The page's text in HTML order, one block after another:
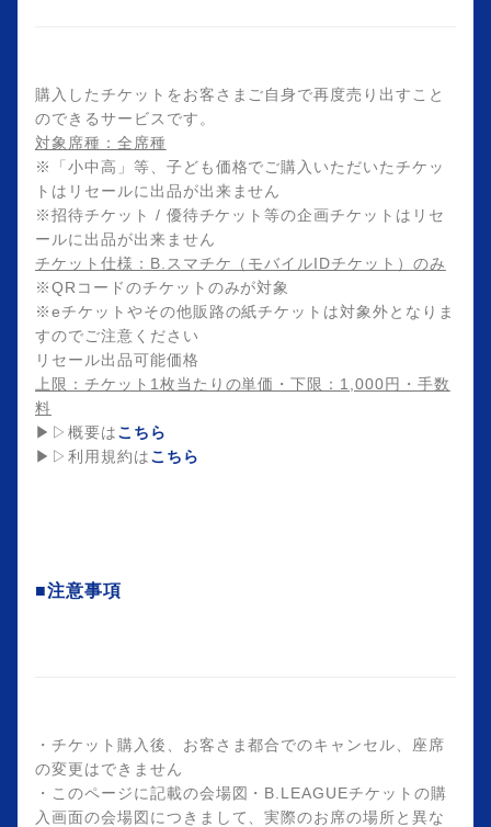
購入したチケットをお客さまご自身で再度売り出すこと
のできるサービスです。
対象席種：全席種
※「小中高」等、子ども価格でご購入いただいたチケッ
トはリセールに出品が出来ません
※招待チケット / 優待チケット等の企画チケットはリセ
ールに出品が出来ません
チケット仕様：B.スマチケ（モバイルIDチケット）のみ
※QRコードのチケットのみが対象
※eチケットやその他販路の紙チケットは対象外となりま
すのでご注意ください
リセール出品可能価格
上限：チケット1枚当たりの単価・下限：1,000円・手数
料
▶▷概要はこちら
▶▷利用規約はこちら
■注意事項
・チケット購入後、お客さま都合でのキャンセル、座席
の変更はできません
・このページに記載の会場図・B.LEAGUEチケットの購
入画面の会場図につきまして、実際のお席の場所と異な